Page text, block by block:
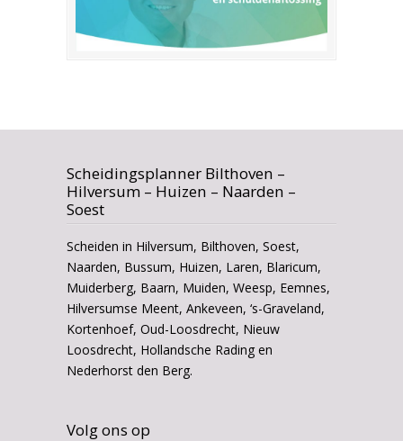
Scheidingsplanner Bilthoven –
Hilversum – Huizen – Naarden –
Soest
Scheiden in Hilversum, Bilthoven, Soest,
Naarden, Bussum, Huizen, Laren, Blaricum,
Muiderberg, Baarn, Muiden, Weesp, Eemnes,
Hilversumse Meent, Ankeveen, ‘s-Graveland,
Kortenhoef, Oud-Loosdrecht, Nieuw
Loosdrecht, Hollandsche Rading en
Nederhorst den Berg.
Volg ons op